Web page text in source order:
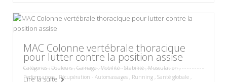
MAC Colonne vertébrale thoracique
pour lutter contre la position assise
Catégories : Douleurs , Gainage,Mobilité - Stabilité,Musculation,
Performances, Récupération - Automassages Running Santé globale
Lire la suite